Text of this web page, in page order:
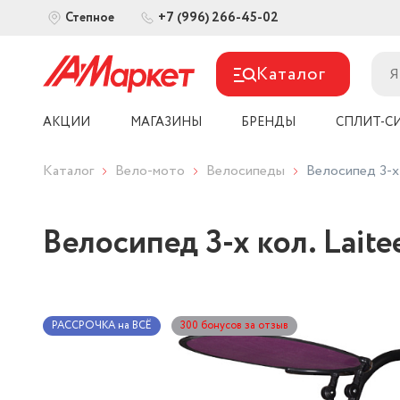
Степное +7 (996) 266-45-02
Каталог
АКЦИИ МАГАЗИНЫ БРЕНДЫ СПЛИТ-
Каталог Вело-мото Велосипеды Велосипед 3-
Велосипед 3-х кол.
РАССРОЧКА на ВСЁ 300 бонусов за отзыв